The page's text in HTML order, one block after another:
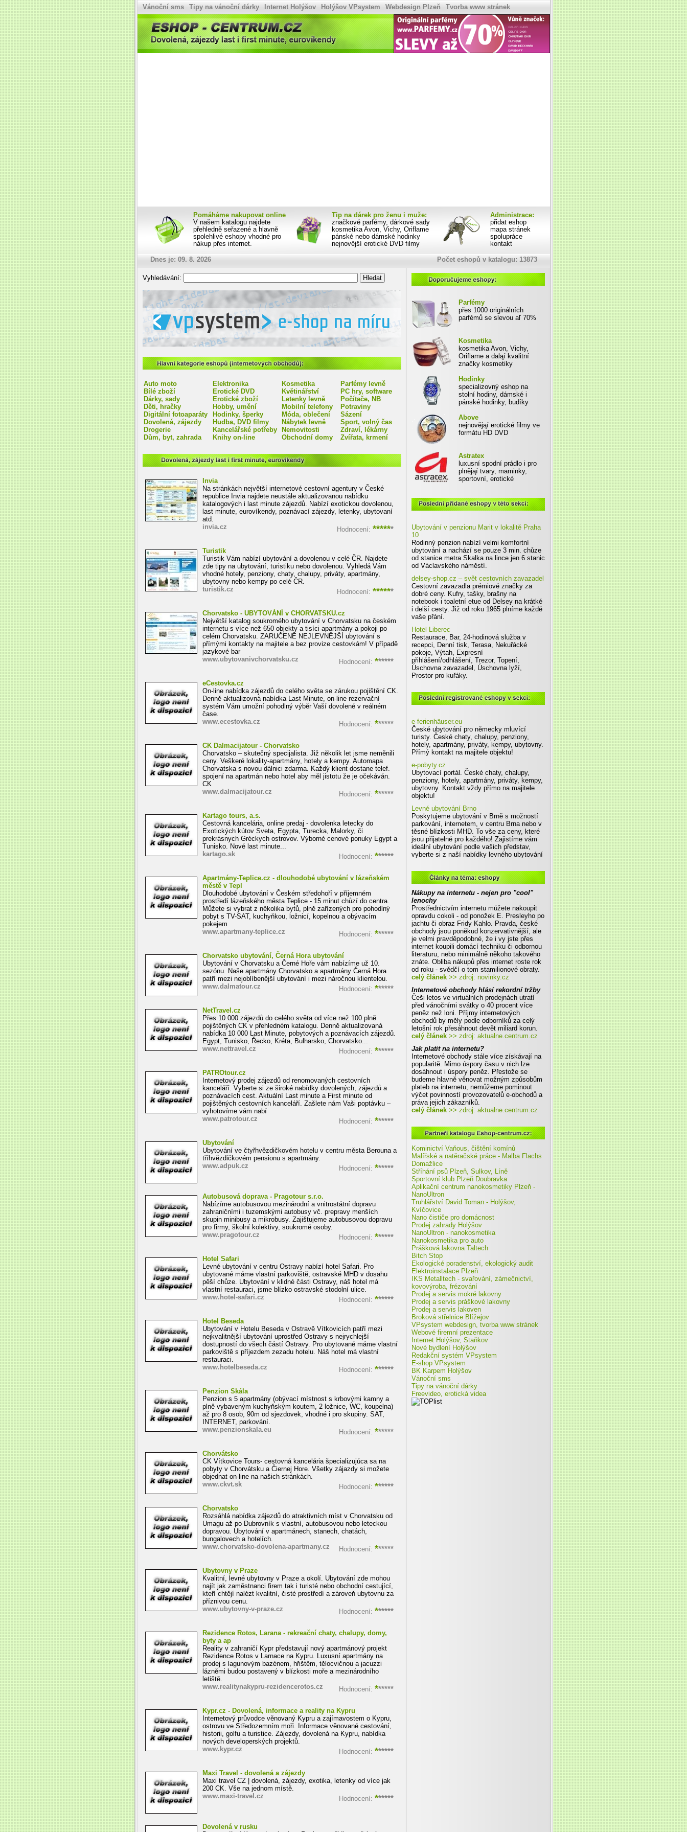
Vánoční sms Tipy na vánoční dárky Internet Holýšov Holýšov VPsystem Webdesign Plzeň Tvorba www stránek
Dovolená, zájezdy last i first minute, eurovíkendy - Eshop-centrum.cz
Pomáháme nakupovat online
V našem katalogu najdete
přehledně seřazené a hlavně
spolehlivé eshopy vhodné pro
nákup přes internet.
Tip na dárek pro ženu i muže:
značkové parfémy, dárkové sady
kosmetika Avon, Vichy, Oriflame
pánské nebo dámské hodinky
nejnovější erotické DVD filmy
Administrace:
přidat eshop
mapa stránek
spolupráce
kontakt
Dnes je: 09. 8. 2026 Počet eshopů v katalogu: 13873
Vyhledávání:
VPsystem e-shop na míru
Hlavní kategorie eshopů (internetových obchodů):
Auto moto
Bílé zboží
Dárky, sady
Děti, hračky
Digitální fotoaparáty
Dovolená, zájezdy
Drogerie
Dům, byt, zahrada
Elektronika
Erotické DVD
Erotické zboží
Hobby, umění
Hodinky, šperky
Hudba, DVD filmy
Kancelářské potřeby
Knihy on-line
Kosmetika
Květinářství
Letenky levně
Mobilní telefony
Móda, oblečení
Nábytek levně
Nemovitosti
Obchodní domy
Parfémy levně
PC hry, software
Počítače, NB
Potraviny
Sázení
Sport, volný čas
Zdraví, lékárny
Zvířata, krmení
Dovolená, zájezdy last i first minute, eurovíkendy
Invia
Na stránkách největší internetové cestovní agentury v České
republice Invia najdete neustále aktualizovanou nabídku
katalogových i last minute zájezdů. Nabízí exotickou dovolenou,
last minute, eurovíkendy, poznávací zájezdy, letenky, ubytovaní
atd.
Hodnocení: ******
invia.cz
Turistik
Turistik Vám nabízí ubytování a dovolenou v celé ČR. Najdete
zde tipy na ubytování, turistiku nebo dovolenou. Vyhledá Vám
vhodné hotely, penziony, chaty, chalupy, priváty, apartmány,
ubytovny nebo kempy po celé ČR.
Hodnocení: ******
turistik.cz
Chorvatsko - UBYTOVÁNÍ v CHORVATSKU.cz
Největší katalog soukromého ubytování v Chorvatsku na českém
internetu s více než 650 objekty a tisíci apartmány a pokoji po
celém Chorvatsku. ZARUČENĚ NEJLEVNĚJŠÍ ubytování s
přímými kontakty na majitele a bez provize cestovkám! V případě
jazykové bar
Hodnocení: ******
www.ubytovanivchorvatsku.cz
eCestovka.cz
On-line nabídka zájezdů do celého světa se zárukou pojištění CK.
Denně aktualizovná nabídka Last Minute, on-line rezervační
systém Vám umožní pohodlný výběr Vaší dovolené v reálném
čase.
Hodnocení: ******
www.ecestovka.cz
CK Dalmacijatour - Chorvatsko
Chorvatsko – skutečný specijalista. Již několik let jsme neměnili
ceny. Veškeré lokality-apartmány, hotely a kempy. Automapa
Chorvatska s novou dálnici zdarma. Každý klient dostane telef.
spojení na apartmán nebo hotel aby měl jistotu že je očekáván.
CK
Hodnocení: ******
www.dalmacijatour.cz
Kartago tours, a.s.
Cestovná kancelária, online predaj - dovolenka letecky do
Exotických kútov Sveta, Egypta, Turecka, Malorky, či
prekrásnych Gréckych ostrovov. Výborné cenové ponuky Egypt a
Tunisko. Nové last minute...
Hodnocení: ******
kartago.sk
Apartmány-Teplice.cz - dlouhodobé ubytování v lázeňském
městě v Tepl
Dlouhodobé ubytování v Českém středohoří v příjemném
prostředí lázeňského města Teplice - 15 minut chůzí do centra.
Můžete si vybrat z několika bytů, plně zařízených pro pohodlný
pobyt s TV-SAT, kuchyňkou, ložnicí, kopelnou a obývacím
pokejem
Hodnocení: ******
www.apartmany-teplice.cz
Chorvatsko ubytování, Černá Hora ubytování
Ubytování v Chorvatsku a Černé Hoře vám nabízíme už 10.
sezónu. Naše apartmány Chorvatsko a apartmány Černá Hora
patří mezi nejoblíbenější ubytování i mezi náročnou klientelou.
Hodnocení: ******
www.dalmatour.cz
NetTravel.cz
Přes 10 000 zájezdů do celého světa od více než 100 plně
pojištěných CK v přehledném katalogu. Denně aktualizovaná
nabídka 10 000 Last Minute, pobytových a poznávacích zájezdů.
Egypt, Tunisko, Řecko, Kréta, Bulharsko, Chorvatsko...
Hodnocení: ******
www.nettravel.cz
PATROtour.cz
Internetový prodej zájezdů od renomovaných cestovních
kanceláří. Vyberte si ze široké nabídky dovolených, zájezdů a
poznávacích cest. Aktuální Last minute a First minute od
pojištěných cestovních kanceláří. Zašlete nám Vaši poptávku –
vyhotovíme vám nabí
Hodnocení: ******
www.patrotour.cz
Ubytování
Ubytování ve čtyřhvězdičkovém hotelu v centru města Berouna a
tříhvězdičkovém pensionu s apartmány.
Hodnocení: ******
www.adpuk.cz
Autobusová doprava - Pragotour s.r.o.
Nabízíme autobusovou mezinárodní a vnitrostátní dopravu
zahraničními i tuzemskými autobusy vč. prepravy menších
skupin minibusy a mikrobusy. Zajištujeme autobusovou dopravu
pro firmy, školní kolektivy, soukromé osoby.
Hodnocení: ******
www.pragotour.cz
Hotel Safari
Levné ubytování v centru Ostravy nabízí hotel Safari. Pro
ubytované máme vlastní parkoviště, ostravské MHD v dosahu
pěší chůze. Ubytování v klidné části Ostravy, náš hotel má
vlastní restauraci, jsme blízko ostravské stodolní ulice.
Hodnocení: ******
www.hotel-safari.cz
Hotel Beseda
Ubytování v Hotelu Beseda v Ostravě Vítkovicích patří mezi
nejkvalitnější ubytování uprostřed Ostravy s nejrychlejší
dostupností do všech částí Ostravy. Pro ubytované máme vlastní
parkoviště s příjezdem zezadu hotelu. Náš hotel má vlastní
restauraci.
Hodnocení: ******
www.hotelbeseda.cz
Penzion Skála
Penzion s 5 apartmány (obývací místnost s krbovými kamny a
plně vybaveným kuchyňským koutem, 2 ložnice, WC, koupelna)
až pro 8 osob, 90m od sjezdovek, vhodné i pro skupiny. SAT,
INTERNET, parkování.
Hodnocení: ******
www.penzionskala.eu
Chorvátsko
CK Vítkovice Tours- cestovná kancelária špecializujúca sa na
pobyty v Chorvátsku a Čiernej Hore. Všetky zájazdy si možete
objednat on-line na našich stránkách.
Hodnocení: ******
www.ckvt.sk
Chorvatsko
Rozsáhlá nabídka zájezdů do atraktivních míst v Chorvatsku od
Umagu až po Dubrovník s vlastní, autobusovou nebo leteckou
dopravou. Ubytování v apartmánech, stanech, chatách,
bungalovech a hotelích.
Hodnocení: ******
www.chorvatsko-dovolena-apartmany.cz
Ubytovny v Praze
Kvalitní, levné ubytovny v Praze a okolí. Ubytování zde mohou
najít jak zaměstnanci firem tak i turisté nebo obchodní cestující,
kteří chtějí nalézt kvalitní, čisté prostředí a zároveň ubytovnu za
příznivou cenu.
Hodnocení: ******
www.ubytovny-v-praze.cz
Rezidence Rotos, Larana - rekreační chaty, chalupy, domy,
byty a ap
Reality v zahraničí Kypr představují nový apartmánový projekt
Rezidence Rotos v Larnace na Kypru. Luxusní apartmány na
prodej s lagunovým bazénem, hřištěm, tělocvičnou a jacuzzi
lázněmi budou postavený v blízkosti moře a mezinárodního
letiště.
Hodnocení: ******
www.realitynakypru-rezidencerotos.cz
Kypr.cz - Dovolená, informace a reality na Kypru
Internetový průvodce věnovaný Kypru a zajímavostem o Kypru,
ostrovu ve Středozemním moři. Informace věnované cestování,
historii, golfu a turistice. Zájezdy, dovolená na Kypru, nabídka
nových developerských projektů.
Hodnocení: ******
www.kypr.cz
Maxi Travel - dovolená a zájezdy
Maxi travel CZ | dovolená, zájezdy, exotika, letenky od více jak
200 CK. Vše na jednom místě.
Hodnocení: ******
www.maxi-travel.cz
Dovolená v rusku
Parfémy
přes 1000 originálních
parfémů se slevou aľ 70%
Kosmetika
kosmetika Avon, Vichy,
Oriflame a daląí kvalitní
značky kosmetiky
Hodinky
specializovný eshop na
stolní hodiny, dámské i
pánské hodinky, budíky
Above
nejnovějąí erotické filmy ve
formátu HD DVD
Astratex
luxusní spodní prádlo i pro
plnějąí tvary, maminky,
sportovní, erotické
Poslední tři schválené eshopy v sekci
Ubytování v penzionu Marit v lokalitě Praha
10
Rodinný penzion nabízí velmi komfortní
ubytování a nachází se pouze 3 min. chůze
od stanice metra Skalka na lince jen 6 stanic
od Václavského náměstí.
delsey-shop.cz – svět cestovních zavazadel
Cestovní zavazadla prémiové značky za
dobré ceny. Kufry, tašky, brašny na
notebook i toaletní etue od Delsey na krátké
i delší cesty. Již od roku 1965 plníme každé
vaše přání.
Hotel Liberec
Restaurace, Bar, 24-hodinová služba v
recepci, Denní tisk, Terasa, Nekuřácké
pokoje, Výtah, Expresní
přihlášení/odhlášení, Trezor, Topení,
Úschovna zavazadel, Úschovna lyží,
Prostor pro kuřáky.
Poslední registrované eshopy v sekci
e-ferienhäuser.eu
České ubytování pro německy mluvící
turisty. České chaty, chalupy, penziony,
hotely, apartmány, priváty, kempy, ubytovny.
Přímý kontakt na majitele objektu!
e-pobyty.cz
Ubytovací portál. České chaty, chalupy,
penziony, hotely, apartmány, priváty, kempy,
ubytovny. Kontakt vždy přímo na majitele
objektu!
Levné ubytování Brno
Poskytujeme ubytování v Brně s možností
parkování, internetem, v centru Brna nebo v
těsné blízkosti MHD. To vše za ceny, které
jsou přijatelné pro každého! Zajistíme vám
ideální ubytování podle vašich představ,
vyberte si z naší nabídky levného ubytování
Nákupy na internetu - nejen pro "cool"
lenochy
Prostřednictvím internetu můžete nakoupit
opravdu cokoli - od ponožek E. Presleyho po
jachtu či obraz Fridy Kahlo. Pravda, české
obchody jsou poněkud konzervativnější, ale
je velmi pravděpodobné, že i vy jste přes
internet koupili domácí techniku či odbornou
literaturu, nebo minimálně někoho takového
znáte. Obliba nákupů přes internet roste rok
od roku - svědčí o tom stamilionové obraty.
celý článek>> zdroj: novinky.cz
Internetové obchody hlásí rekordní tržby
Češi letos ve virtuálních prodejnách utratí
před vánočními svátky o 40 procent více
peněz než loni. Příjmy internetových
obchodů by měly podle odborníků za celý
letošní rok přesáhnout devět miliard korun.
celý článek>> zdroj: aktualne.centrum.cz
Jak platit na internetu?
Internetové obchody stále více získávají na
popularitě. Mimo úspory času v nich lze
dosáhnout i úspory peněz. Přestože se
budeme hlavně věnovat možným způsobům
plateb na internetu, nemůžeme pominout
výčet povinností provozovatelů e-obchodů a
práva jejich zákazníků.
celý článek>> zdroj: aktualne.centrum.cz
Kominictví Vaňous, čištění komínů
Malířské a natěračské práce - Malba Flachs
Domažlice
Stříhání psů Plzeň, Sulkov, Líně
Sportovní klub Plzeň Doubravka
Aplikační centrum nanokosmetiky Plzeň -
NanoUltron
Truhlářství David Toman - Holýšov,
Kvíčovice
Nano čističe pro domácnost
Prodej zahrady Holýšov
NanoUltron - nanokosmetika
Nanokosmetika pro auto
Prášková lakovna Taltech
Bitch Stop
Ekologické poradenství, ekologický audit
Elektroinstalace Plzeň
IKS Metalltech - svařování, zámečnictví,
kovovýroba, frézování
Prodej a servis mokré lakovny
Prodej a servis práškové lakovny
Prodej a servis lakoven
Broková střelnice Blížejov
VPsystem webdesign, tvorba www stránek
Webové firemní prezentace
Internet Holýšov, Staňkov
Nové bydlení Holýšov
Redakční systém VPsystem
E-shop VPsystem
BK Karpem Holýšov
Vánoční sms
Tipy na vánoční dárky
Freevideo, erotická videa